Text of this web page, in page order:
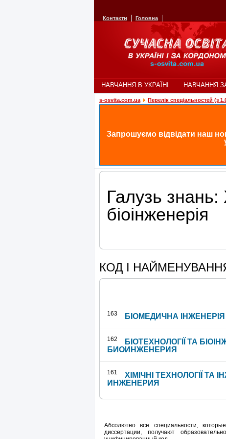
Контакти Головна
НАВЧАННЯ В УКРАЇНІ НАВЧАННЯ
s-osvita.com.ua Перелік спеціальностей (з
Запрошуємо відвідати наш
Галузь знань:
біоінженерія
КОД І
163 БІОМЕДИЧНА
162
БІОТЕХНОЛОГІЇ ТА
БИОИНЖЕНЕРИЯ
161
ХІМІЧНІ ТЕХНОЛОГІЇ
ИНЖЕНЕРИЯ
Абсолютно все специальности,
диссертации, получают